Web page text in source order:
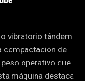
vibratorio tándem
compactación de
operativo que
máquina destaca